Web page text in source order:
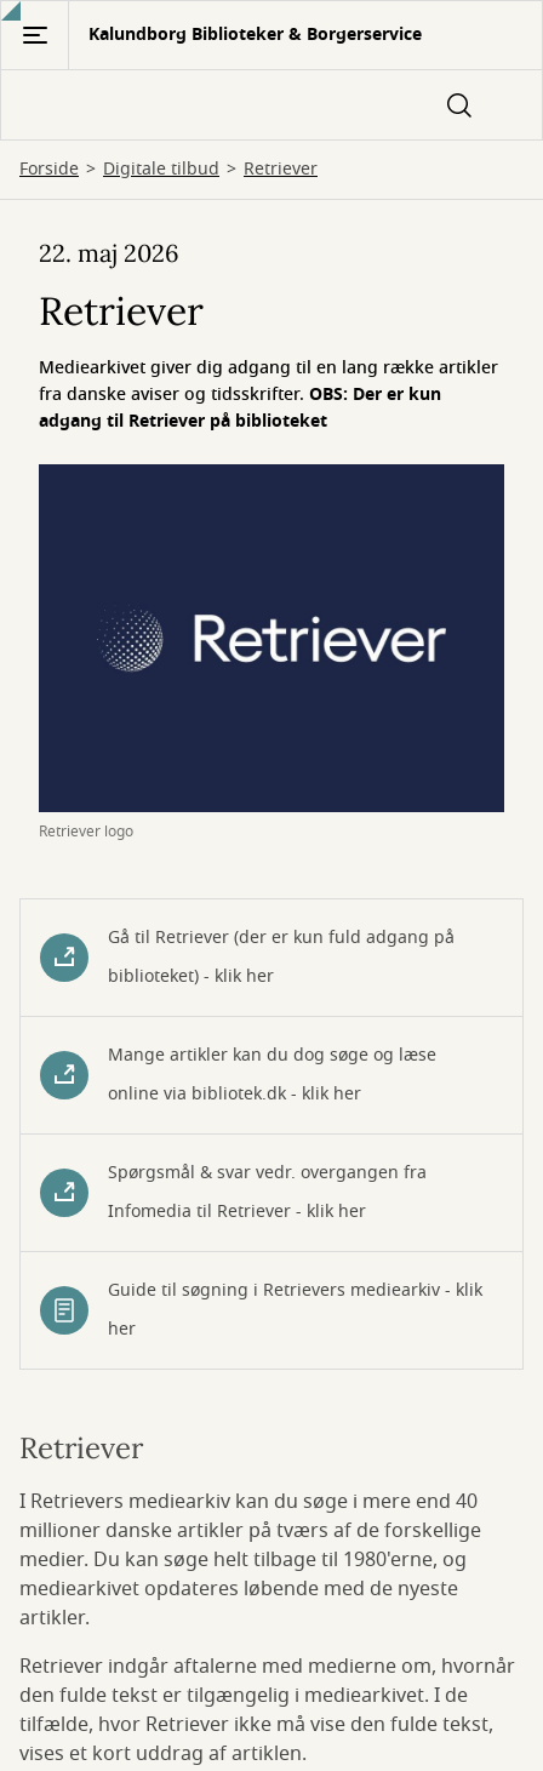
Gå
hovedindhold
Kalundborg Biblioteker & Borgerservice
Forside Digitale tilbud Retriever
Retriever logo
22. maj 2026
Retriever
Mediearkivet giver dig adgang til en lang række artikler
fra danske aviser og tidsskrifter. OBS: Der er kun
adgang til Retriever på biblioteket
Gå til Retriever (der er kun fuld adgang på
biblioteket) - klik her
Mange artikler kan du dog søge og læse
online via bibliotek.dk - klik her
Spørgsmål & svar vedr. overgangen fra
Infomedia til Retriever - klik her
Guide til søgning i Retrievers mediearkiv - klik
her
Retriever
I Retrievers mediearkiv kan du søge i mere end 40
millioner danske artikler på tværs af de forskellige
medier. Du kan søge helt tilbage til 1980'erne, og
mediearkivet opdateres løbende med de nyeste
artikler.
Retriever indgår aftalerne med medierne om, hvornår
den fulde tekst er tilgængelig i mediearkivet. I de
tilfælde, hvor Retriever ikke må vise den fulde tekst,
vises et kort uddrag af artiklen.